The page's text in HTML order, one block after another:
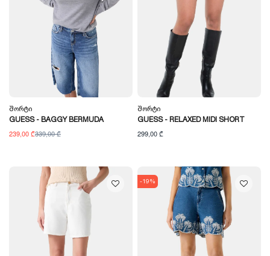
Შორტი
GUESS - BAGGY BERMUDA
239,00 ₾339,00 ₾
Შორტი
GUESS - RELAXED MIDI SHORT
299,00 ₾
-19%